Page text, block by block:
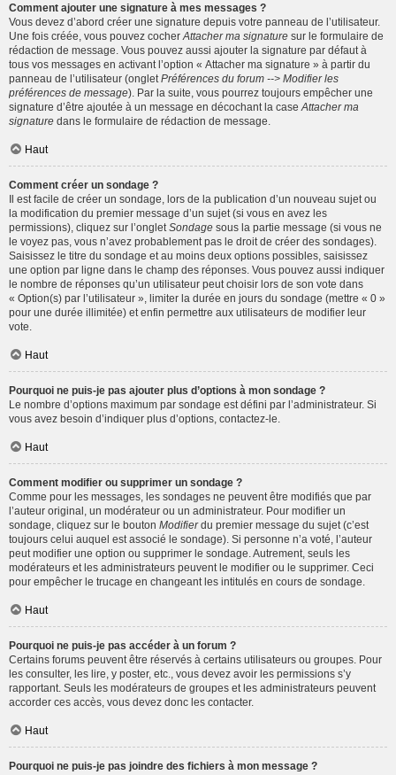
Comment ajouter une signature à mes messages ?
Vous devez d’abord créer une signature depuis votre panneau de l’utilisateur.
Une fois créée, vous pouvez cocher Attacher ma signature sur le formulaire de
rédaction de message. Vous pouvez aussi ajouter la signature par défaut à
tous vos messages en activant l’option « Attacher ma signature » à partir du
panneau de l’utilisateur (onglet Préférences du forum --> Modifier les
préférences de message). Par la suite, vous pourrez toujours empêcher une
signature d’être ajoutée à un message en décochant la case Attacher ma
signature dans le formulaire de rédaction de message.
Haut
Comment créer un sondage ?
Il est facile de créer un sondage, lors de la publication d’un nouveau sujet ou
la modification du premier message d’un sujet (si vous en avez les
permissions), cliquez sur l’onglet Sondage sous la partie message (si vous ne
le voyez pas, vous n’avez probablement pas le droit de créer des sondages).
Saisissez le titre du sondage et au moins deux options possibles, saisissez
une option par ligne dans le champ des réponses. Vous pouvez aussi indiquer
le nombre de réponses qu’un utilisateur peut choisir lors de son vote dans
« Option(s) par l’utilisateur », limiter la durée en jours du sondage (mettre « 0 »
pour une durée illimitée) et enfin permettre aux utilisateurs de modifier leur
vote.
Haut
Pourquoi ne puis-je pas ajouter plus d’options à mon sondage ?
Le nombre d’options maximum par sondage est défini par l’administrateur. Si
vous avez besoin d’indiquer plus d’options, contactez-le.
Haut
Comment modifier ou supprimer un sondage ?
Comme pour les messages, les sondages ne peuvent être modifiés que par
l’auteur original, un modérateur ou un administrateur. Pour modifier un
sondage, cliquez sur le bouton Modifierdu premier message du sujet (c’est
toujours celui auquel est associé le sondage). Si personne n’a voté, l’auteur
peut modifier une option ou supprimer le sondage. Autrement, seuls les
modérateurs et les administrateurs peuvent le modifier ou le supprimer. Ceci
pour empêcher le trucage en changeant les intitulés en cours de sondage.
Haut
Pourquoi ne puis-je pas accéder à un forum ?
Certains forums peuvent être réservés à certains utilisateurs ou groupes. Pour
les consulter, les lire, y poster, etc., vous devez avoir les permissions s’y
rapportant. Seuls les modérateurs de groupes et les administrateurs peuvent
accorder ces accès, vous devez donc les contacter.
Haut
Pourquoi ne puis-je pas joindre des fichiers à mon message ?